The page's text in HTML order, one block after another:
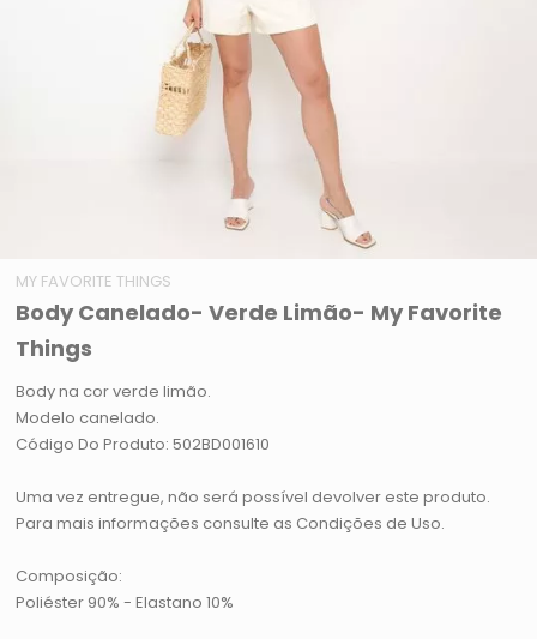
MY FAVORITE THINGS
Body Canelado- Verde Limão- My Favorite
Things
Body na cor verde limão.
Modelo canelado.
Código Do Produto: 502BD001610
Uma vez entregue, não será possível devolver este produto.
Para mais informações consulte as Condições de Uso.
Composição:
Poliéster 90% - Elastano 10%